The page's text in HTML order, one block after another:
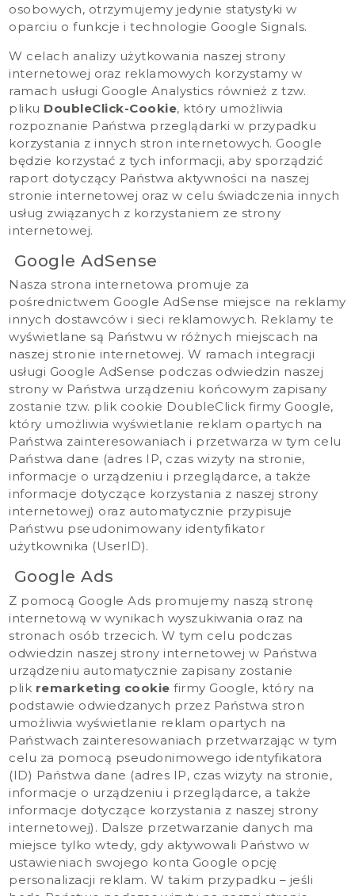
osobowych, otrzymujemy jedynie statystyki w
oparciu o funkcje i technologie Google Signals.
W celach analizy użytkowania naszej strony
internetowej oraz reklamowych korzystamy w
ramach usługi Google Analystics również z tzw.
pliku DoubleClick-Cookie, który umożliwia
rozpoznanie Państwa przeglądarki w przypadku
korzystania z innych stron internetowych. Google
będzie korzystać z tych informacji, aby sporządzić
raport dotyczący Państwa aktywności na naszej
stronie internetowej oraz w celu świadczenia innych
usług związanych z korzystaniem ze strony
internetowej.
Google AdSense
Nasza strona internetowa promuje za
pośrednictwem Google AdSense miejsce na reklamy
innych dostawców i sieci reklamowych. Reklamy te
wyświetlane są Państwu w różnych miejscach na
naszej stronie internetowej. W ramach integracji
usługi Google AdSense podczas odwiedzin naszej
strony w Państwa urządzeniu końcowym zapisany
zostanie tzw. plik cookie DoubleClick firmy Google,
który umożliwia wyświetlanie reklam opartych na
Państwa zainteresowaniach i przetwarza w tym celu
Państwa dane (adres IP, czas wizyty na stronie,
informacje o urządzeniu i przeglądarce, a także
informacje dotyczące korzystania z naszej strony
internetowej) oraz automatycznie przypisuje
Państwu pseudonimowany identyfikator
użytkownika (UserID).
Google Ads
Z pomocą Google Ads promujemy naszą stronę
internetową w wynikach wyszukiwania oraz na
stronach osób trzecich. W tym celu podczas
odwiedzin naszej strony internetowej w Państwa
urządzeniu automatycznie zapisany zostanie
plik remarketing cookie firmy Google, który na
podstawie odwiedzanych przez Państwa stron
umożliwia wyświetlanie reklam opartych na
Państwach zainteresowaniach przetwarzając w tym
celu za pomocą pseudonimowego identyfikatora
(ID) Państwa dane (adres IP, czas wizyty na stronie,
informacje o urządzeniu i przeglądarce, a także
informacje dotyczące korzystania z naszej strony
internetowej). Dalsze przetwarzanie danych ma
miejsce tylko wtedy, gdy aktywowali Państwo w
ustawieniach swojego konta Google opcję
personalizacji reklam. W takim przypadku – jeśli